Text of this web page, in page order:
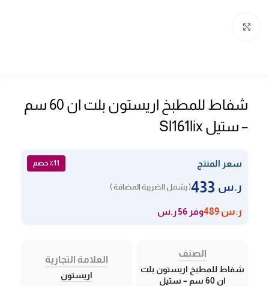
شفاط للمطبخ اريستون بلت ان 60 سم
– ستيل Sl161lix
سعر المنتج ٪11 خصم
ر.س ( يشمل الضريبة المضافة )
ر.س489 وفر 56 ر.س
الصنف
شفاط للمطبخ اريستون بلت
ان 60 سم – ستيل
العلامة التجارية
اريستون